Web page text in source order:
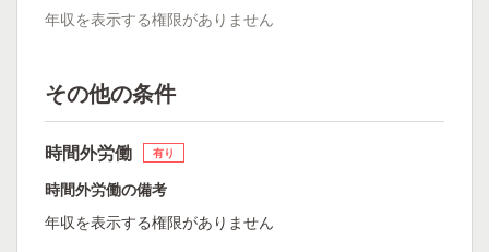
年収を表示する権限がありません
その他の条件
時間外労働 有り
時間外労働の備考
年収を表示する権限がありません